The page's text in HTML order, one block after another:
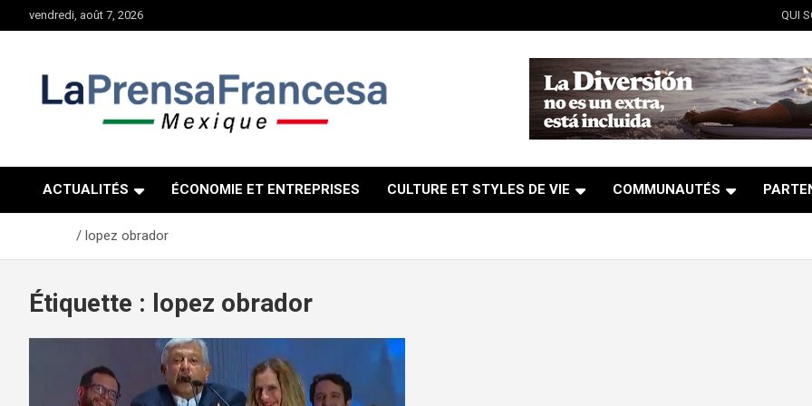
au
vendredi, août 7, 2026 QUI
ACTUALITÉS ÉCONOMIE ET ENTREPRISES CULTURE ET STYLES DE VIE COMMUNAUTÉS
lopez obrador
Étiquette : lopez obrador